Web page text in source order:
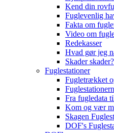
Kend din
Fuglevenlig
Fakta om
Video om
Redekasser
Hvad gør jeg
Skader skader?
Fuglestationer
Fugletrækket
Fra fugledata
Kom og vær
Skagen
DOF's